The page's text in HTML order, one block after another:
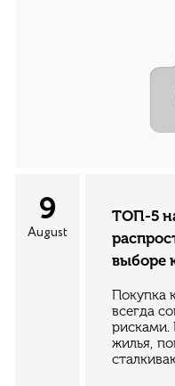
9
August
ТОП-5
выборе
Покупка
всегда
рисками.
жилья,